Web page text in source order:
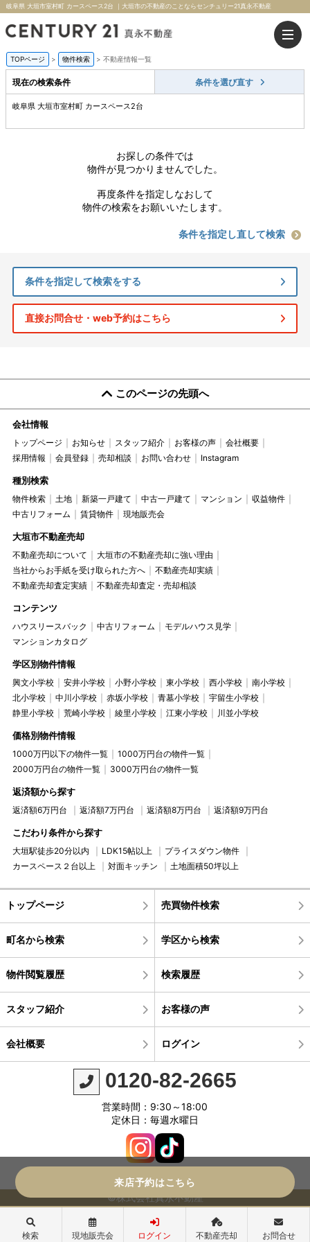
岐阜県 大垣市室村町 カースペース2台 ｜大垣市の不動産のことならセンチュリー21真永不動産
TOPページ > 物件検索 > 不動産情報一覧
現在の検索条件 条件を選び直す
岐阜県 大垣市室村町 カースペース2台
お探しの条件では
物件が見つかりませんでした。
再度条件を指定しなおして
物件の検索をお願いいたします。
条件を指定し直して検索
条件を指定して検索をする
直接お問合せ・web予約はこちら
このページの先頭へ
会社情報
トップページ お知らせ スタッフ紹介 お客様の声
会社概要
採用情報
会員登録 売却相談 お問い合わせ Instagram
種別検索
物件検索 土地 新築一戸建て 中古一戸建て マンション
収益物件
中古リフォーム
賃貸物件 現地販売会
大垣市不動産売却
不動産売却について
大垣市の不動産売却に強い理由
当社からお手紙を受け取られた方へ
不動産売却実績
不動産売却査定実績
不動産売却査定・売却相談
コンテンツ
ハウスリースバック 中古リフォーム
モデルハウス見学
マンションカタログ
学区別物件情報
興文小学校 安井小学校 小野小学校 東小学校 西小学校
南小学校
北小学校
中川小学校 赤坂小学校 青墓小学校
宇留生小学校
静里小学校
荒崎小学校 綾里小学校 江東小学校 川並小学校
価格別物件情報
1000万円以下の物件一覧
1000万円台の物件一覧
2000万円台の物件一覧
3000万円台の物件一覧
返済額から探す
返済額6万円台 返済額7万円台 返済額8万円台 返済額9万円台
こだわり条件から探す
大垣駅徒歩20分以内 LDK15帖以上
プライスダウン物件
カースペース２台以上
対面キッチン 土地面積50坪以上
トップページ 売買物件検索
町名から検索 学区から検索
物件閲覧履歴 検索履歴
スタッフ紹介 お客様の声
会社概要 ログイン
0120-82-2665
営業時間：9:30～18:00
定休日：毎週水曜日
©株式会社真永不動産
来店予約はこちら
検索 現地販売会 ログイン 不動産売却 お問合せ